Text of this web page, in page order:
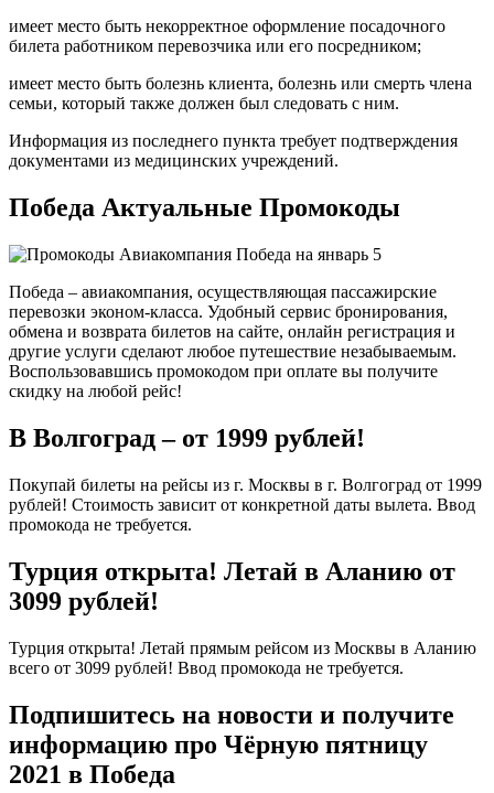
имеет место быть некорректное оформление посадочного
билета работником перевозчика или его посредником;
имеет место быть болезнь клиента, болезнь или смерть члена
семьи, который также должен был следовать с ним.
Информация из последнего пункта требует подтверждения
документами из медицинских учреждений.
Победа Актуальные Промокоды
Победа – авиакомпания, осуществляющая пассажирские
перевозки эконом-класса. Удобный сервис бронирования,
обмена и возврата билетов на сайте, онлайн регистрация и
другие услуги сделают любое путешествие незабываемым.
Воспользовавшись промокодом при оплате вы получите
скидку на любой рейс!
В Волгоград – от 1999 рублей!
Покупай билеты на рейсы из г. Москвы в г. Волгоград от 1999
рублей! Стоимость зависит от конкретной даты вылета. Ввод
промокода не требуется.
Турция открыта! Летай в Аланию от
3099 рублей!
Турция открыта! Летай прямым рейсом из Москвы в Аланию
всего от 3099 рублей! Ввод промокода не требуется.
Подпишитесь на новости и получите
информацию про Чёрную пятницу
2021 в Победа